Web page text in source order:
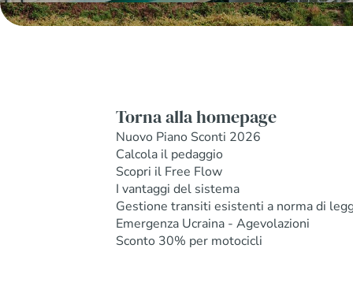
Torna alla homepage
Nuovo Piano Sconti 2026
Calcola il pedaggio
Scopri il Free Flow
I vantaggi del sistema
Gestione transiti esistenti a norma di
Emergenza Ucraina - Agevolazioni
Sconto 30% per motocicli